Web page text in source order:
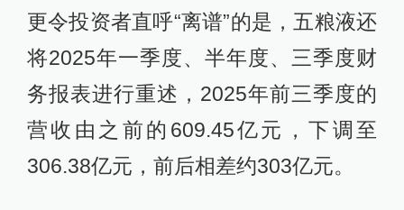
更令投资者直呼“离谱”的是，五粮液还
将2025年一季度、半年度、三季度财
务报表进行重述，2025年前三季度的
营收由之前的609.45亿元，下调至
306.38亿元，前后相差约303亿元。